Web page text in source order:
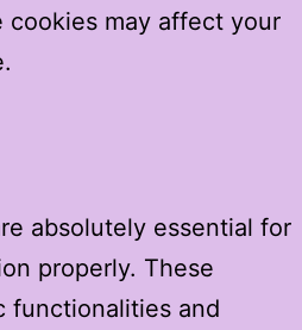
cookies may affect your
absolutely essential for
properly. These
functionalities and